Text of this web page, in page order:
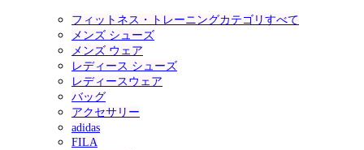
フィットネス・トレーニングカテゴリすべて
メンズ シューズ
メンズ ウェア
レディース シューズ
レディースウェア
バッグ
アクセサリー
adidas
FILA